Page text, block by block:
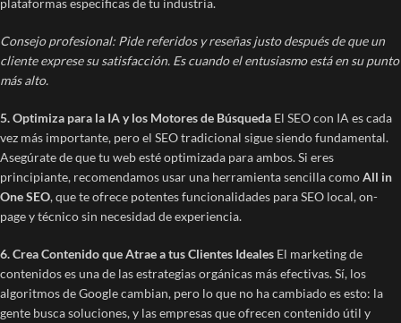
Consejo profesional: Pide referidos y reseñas justo después de que un
cliente exprese su satisfacción. Es cuando el entusiasmo está en su punto
más alto.
5. Optimiza para la IA y los Motores de Búsqueda El SEO con IA es cada
vez más importante, pero el SEO tradicional sigue siendo fundamental.
Asegúrate de que tu web esté optimizada para ambos. Si eres
principiante, recomendamos usar una herramienta sencilla comoAll in
One SEO, que te ofrece potentes funcionalidades para SEO local, on-
page y técnico sin necesidad de experiencia.
6. Crea Contenido que Atrae a tus Clientes Ideales El marketing de
contenidos es una de las estrategias orgánicas más efectivas. Sí, los
algoritmos de Google cambian, pero lo que no ha cambiado es esto: la
gente busca soluciones, y las empresas que ofrecen contenido útil y